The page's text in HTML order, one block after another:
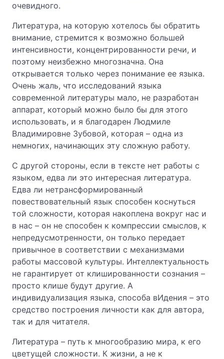
очевидного.
Литература, на которую хотелось бы обратить
внимание, стремится к возможно большей
интенсивности, концентрированности речи, и
поэтому неизбежно многозначна. Она
открывается только через понимание ее языка.
Очень жаль, что исследований языка
современной литературы мало, не разработан
аппарат, который можно было бы для этого
использовать, и я благодарен Людмиле
Владимировне Зубовой, которая – одна из
немногих, начинающих эту сложную работу.
С другой стороны, если в тексте нет работы с
языком, едва ли это интересная литература.
Едва ли нетрансформированный
повествовательный язык способен коснуться
той сложности, которая накоплена вокруг нас и
в нас – он не способен к компрессии смыслов, к
непредусмотренности, он только передает
привычное в соответствии с механизмами
работы массовой культуры. Интеллектуальность
не гарантирует от клишированности сознания –
просто клише будут другие. А
индивидуализация языка, способа вИдения – это
средство построения личности как для автора,
так и для читателя.
Литература – путь к многообразию мира, к его
цветущей сложности. К жизни, а не к